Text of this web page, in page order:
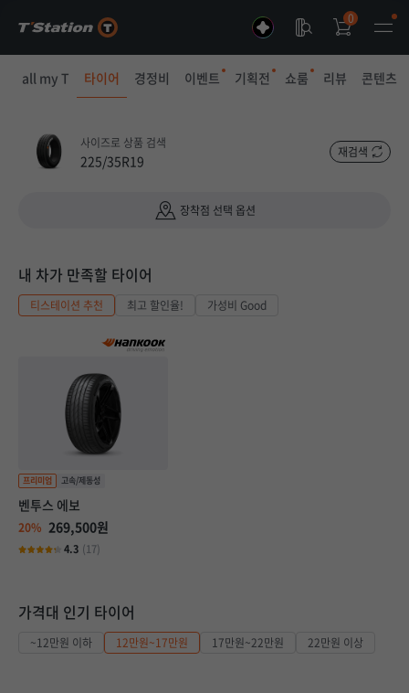
0
all my T 타이어 경정비 이벤트 기획전 쇼룸 리뷰 콘텐츠
사이즈로 상품 검색
225/35R19
재검색
장착점 선택 옵션
내 차가 만족할 타이어
티스테이션 추천 최고 할인율! 가성비 Good
벤투스 에보
20% 269,500원
4.3 (17)
가격대 인기 타이어
~12만원 이하 12만원~17만원 17만원~22만원 22만원 이상